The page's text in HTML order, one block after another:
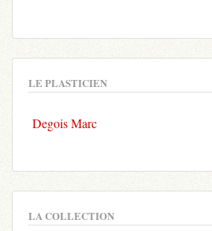
LE PLASTICIEN
Degois Marc
LA COLLECTION